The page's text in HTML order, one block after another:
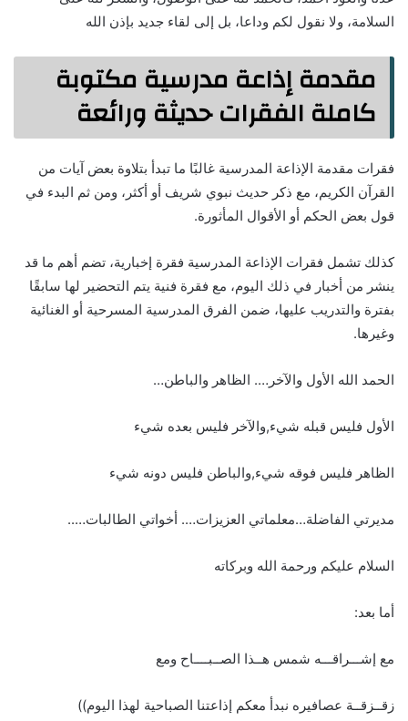
السلامة، ولا نقول لكم وداعا، بل إلى لقاء جديد بإذن الله
مقدمة إذاعة مدرسية مكتوبة
كاملة الفقرات حديثة ورائعة
فقرات مقدمة الإذاعة المدرسية غالبًا ما تبدأ بتلاوة بعض آيات من
القرآن الكريم، مع ذكر حديث نبوي شريف أو أكثر، ومن ثم البدء في
قول بعض الحكم أو الأقوال المأثورة.
كذلك تشمل فقرات الإذاعة المدرسية فقرة إخبارية، تضم أهم ما قد
ينشر من أخبار في ذلك اليوم، مع فقرة فنية يتم التحضير لها سابقًا
بفترة والتدريب عليها، ضمن الفرق المدرسية المسرحية أو الغنائية
وغيرها.
الحمد الله الأول والآخر…. الظاهر والباطن…
الأول فليس قبله شيء,والآخر فليس بعده شيء
الظاهر فليس فوقه شيء,والباطن فليس دونه شيء
مديرتي الفاضلة…معلماتي العزيزات…. أخواتي الطالبات…..
السلام عليكم ورحمة الله وبركاته
أما بعد:
مع إشـــراقـــه شمس هــذا الصــبــــاح ومع
زقــزقــة عصافيره نبدأ معكم إذاعتنا الصباحية لهذا اليوم))